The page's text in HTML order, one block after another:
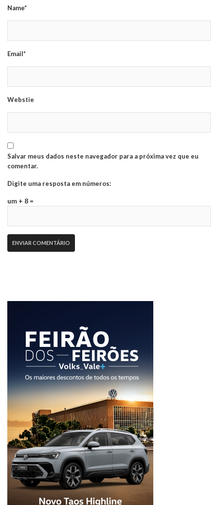
Name*
Email*
Webstie
Salvar meus dados neste navegador para a próxima vez que eu
comentar.
Digite uma resposta em números:
um + 8 =